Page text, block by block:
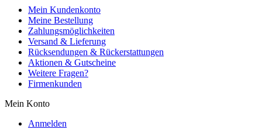
Mein Kundenkonto
Meine Bestellung
Zahlungsmöglichkeiten
Versand & Lieferung
Rücksendungen & Rückerstattungen
Aktionen & Gutscheine
Weitere Fragen?
Firmenkunden
Mein Konto
Anmelden